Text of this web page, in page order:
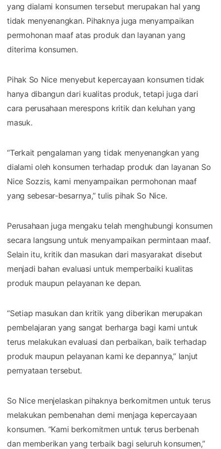
yang dialami konsumen tersebut merupakan hal yang
tidak menyenangkan. Pihaknya juga menyampaikan
permohonan maaf atas produk dan layanan yang
diterima konsumen.
Pihak So Nice menyebut kepercayaan konsumen tidak
hanya dibangun dari kualitas produk, tetapi juga dari
cara perusahaan merespons kritik dan keluhan yang
masuk.
“Terkait pengalaman yang tidak menyenangkan yang
dialami oleh konsumen terhadap produk dan layanan So
Nice Sozzis, kami menyampaikan permohonan maaf
yang sebesar-besarnya,” tulis pihak So Nice.
Perusahaan juga mengaku telah menghubungi konsumen
secara langsung untuk menyampaikan permintaan maaf.
Selain itu, kritik dan masukan dari masyarakat disebut
menjadi bahan evaluasi untuk memperbaiki kualitas
produk maupun pelayanan ke depan.
“Setiap masukan dan kritik yang diberikan merupakan
pembelajaran yang sangat berharga bagi kami untuk
terus melakukan evaluasi dan perbaikan, baik terhadap
produk maupun pelayanan kami ke depannya,” lanjut
pernyataan tersebut.
So Nice menjelaskan pihaknya berkomitmen untuk terus
melakukan pembenahan demi menjaga kepercayaan
konsumen. “Kami berkomitmen untuk terus berbenah
dan memberikan yang terbaik bagi seluruh konsumen,”